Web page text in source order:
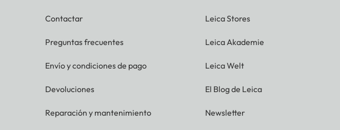
Contactar
Preguntas frecuentes
Envío y condiciones de pago
Devoluciones
Reparación y mantenimiento
Leica Stores
Leica Akademie
Leica Welt
El Blog de Leica
Newsletter